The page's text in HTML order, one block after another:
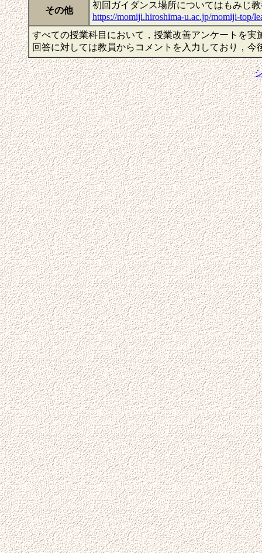
その他
初回ガイダンス場所についてはもみじ
https://momiji.hiroshima-u.ac.jp/momiji-top/
すべての授業科目において，授業改善アンケートを
回答に対しては教員からコメントを入力しており，